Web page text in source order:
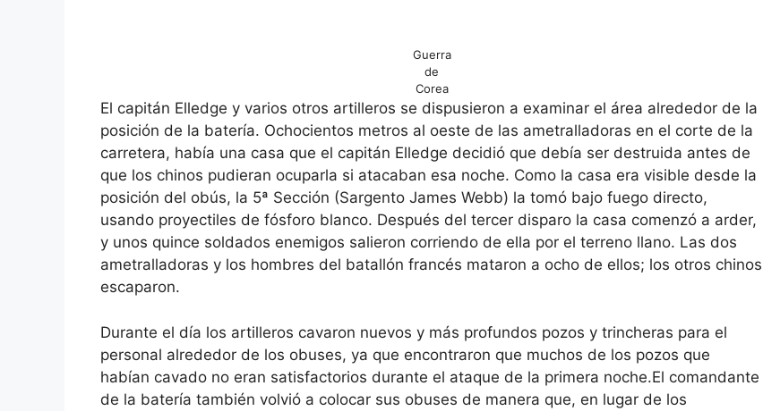
Guerra
de
Corea
El capitán Elledge y varios otros artilleros se dispusieron a examinar el área alrededor de la
posición de la batería. Ochocientos metros al oeste de las ametralladoras en el corte de la
carretera, había una casa que el capitán Elledge decidió que debía ser destruida antes de
que los chinos pudieran ocuparla si atacaban esa noche. Como la casa era visible desde la
posición del obús, la 5ª Sección (Sargento James Webb) la tomó bajo fuego directo,
usando proyectiles de fósforo blanco. Después del tercer disparo la casa comenzó a arder,
y unos quince soldados enemigos salieron corriendo de ella por el terreno llano. Las dos
ametralladoras y los hombres del batallón francés mataron a ocho de ellos; los otros chinos
escaparon.
Durante el día los artilleros cavaron nuevos y más profundos pozos y trincheras para el
personal alrededor de los obuses, ya que encontraron que muchos de los pozos que
habían cavado no eran satisfactorios durante el ataque de la primera noche.El comandante
de la batería también volvió a colocar sus obuses de manera que, en lugar de los